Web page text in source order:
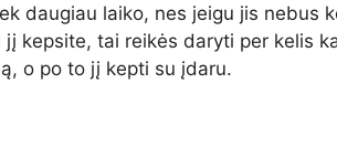
daugiau laiko, nes jeigu jis nebus
jį kepsite, tai reikės daryti per kelis
o po to jį kepti su įdaru.